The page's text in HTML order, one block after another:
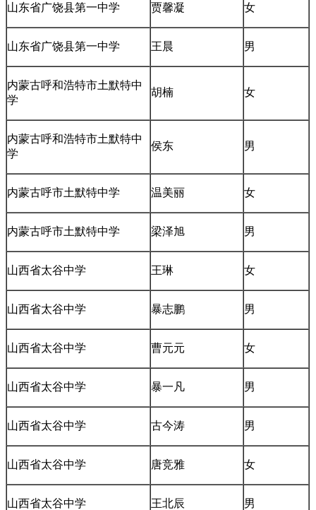
山东省广饶县第一中学 贾馨凝 女
山东省广饶县第一中学 王晨 男
内蒙古呼和浩特市土默特中
学
胡楠 女
内蒙古呼和浩特市土默特中
学
侯东 男
内蒙古呼市土默特中学 温美丽 女
内蒙古呼市土默特中学 梁泽旭 男
山西省太谷中学 王琳 女
山西省太谷中学 暴志鹏 男
山西省太谷中学 曹元元 女
山西省太谷中学 暴一凡 男
山西省太谷中学 古今涛 男
山西省太谷中学 唐竞雅 女
山西省太谷中学 王北辰 男